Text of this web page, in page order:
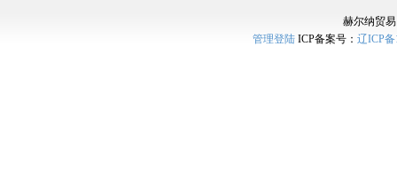
赫尔纳贸
管理登陆ICP备案号： 辽ICP备